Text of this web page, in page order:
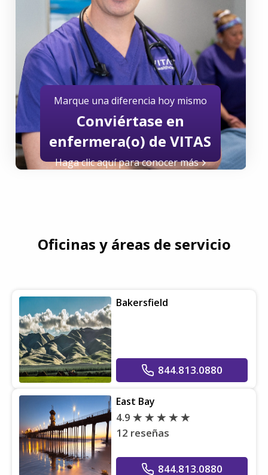
Marque una diferencia hoy mismo
Conviértase en
enfermera(o) de VITAS
Haga clic aquí para conocer más
Oficinas y áreas de servicio
Bakersfield
844.813.0880
East Bay
4.9
12 reseñas
844.813.0880